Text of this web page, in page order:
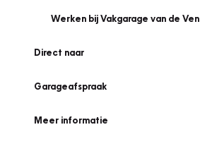
Werken bij Vakgarage van de Ven
Direct naar
Garageafspraak
Meer informatie